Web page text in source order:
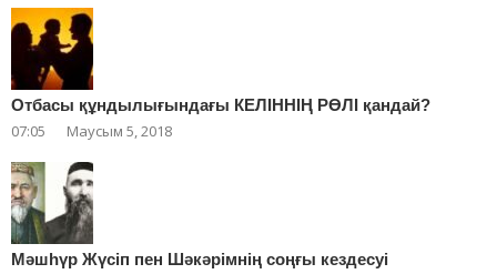
Отбасы құндылығындағы КЕЛІННІҢ РӨЛІ қандай?
07:05 Маусым 5, 2018
Мәшһүр Жүсіп пен Шәкәрімнің соңғы кездесуі